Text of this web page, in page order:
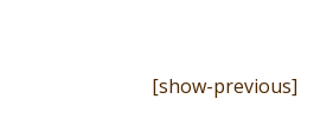
[show-previous]